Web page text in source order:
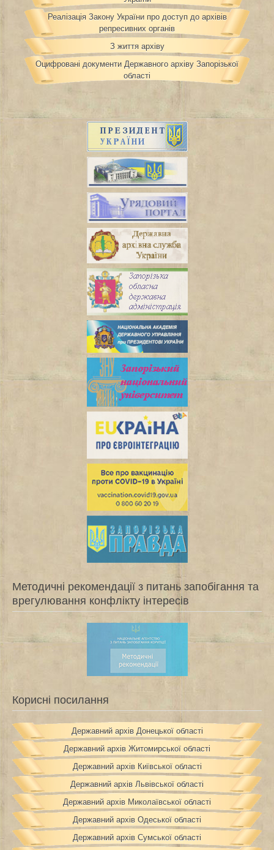
Реалізація Закону України про доступ до архівів
репресивних органів
З життя архіву
Оцифровані документи Державного архіву Запорізької
області
Методичні рекомендації з питань запобігання та
врегулювання конфлікту інтересів
Корисні посилання
Державний архів Донецької області
Державний архів Житомирської області
Державний архів Київської області
Державний архів Львівської області
Державний архів Миколаївської області
Державний архів Одеської області
Державний архів Сумської області